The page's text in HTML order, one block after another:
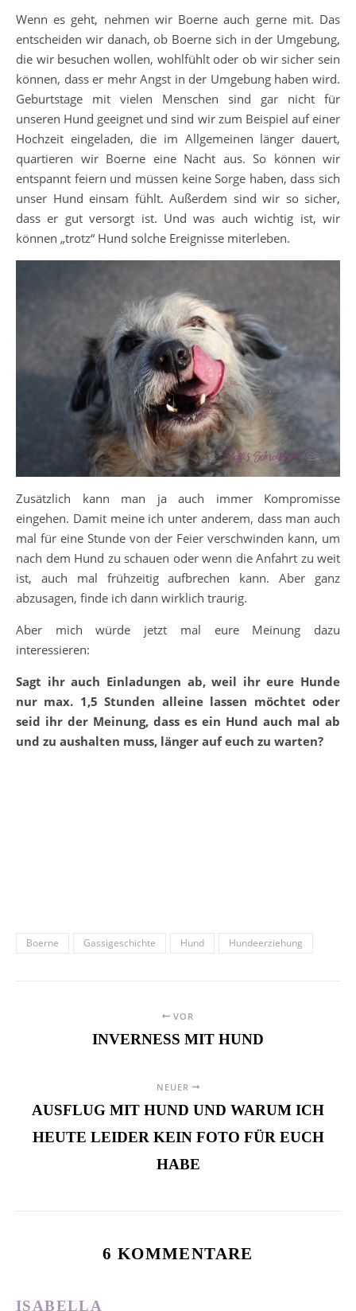
Wenn es geht, nehmen wir Boerne auch gerne mit. Das
entscheiden wir danach, ob Boerne sich in der Umgebung,
die wir besuchen wollen, wohlfühlt oder ob wir sicher sein
können, dass er mehr Angst in der Umgebung haben wird.
Geburtstage mit vielen Menschen sind gar nicht für
unseren Hund geeignet und sind wir zum Beispiel auf einer
Hochzeit eingeladen, die im Allgemeinen länger dauert,
quartieren wir Boerne eine Nacht aus. So können wir
entspannt feiern und müssen keine Sorge haben, dass sich
unser Hund einsam fühlt. Außerdem sind wir so sicher,
dass er gut versorgt ist. Und was auch wichtig ist, wir
können „trotz“ Hund solche Ereignisse miterleben.
Zusätzlich kann man ja auch immer Kompromisse
eingehen. Damit meine ich unter anderem, dass man auch
mal für eine Stunde von der Feier verschwinden kann, um
nach dem Hund zu schauen oder wenn die Anfahrt zu weit
ist, auch mal frühzeitig aufbrechen kann. Aber ganz
abzusagen, finde ich dann wirklich traurig.
Aber mich würde jetzt mal eure Meinung dazu
interessieren:
Sagt ihr auch Einladungen ab, weil ihr eure Hunde
nur max. 1,5 Stunden alleine lassen möchtet oder
seid ihr der Meinung, dass es ein Hund auch mal ab
und zu aushalten muss, länger auf euch zu warten?
Boerne Gassigeschichte Hund Hundeerziehung
VOR
INVERNESS MIT HUND
NEUER
AUSFLUG MIT HUND UND WARUM ICH
HEUTE LEIDER KEIN FOTO FÜR EUCH
HABE
6 KOMMENTARE
ISABELLA